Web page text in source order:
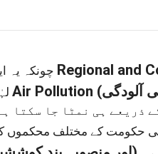
Regional and
Air Pollution
ذریعے ہی نمٹا جا سکتا